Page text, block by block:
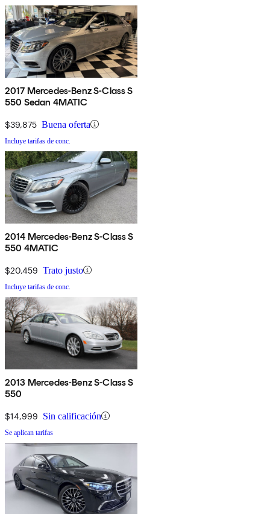
2017 Mercedes-Benz S-Class S
550 Sedan 4MATIC
$39,875 Buena oferta
Incluye tarifas de conc.
2014 Mercedes-Benz S-Class S
550 4MATIC
$20,459 Trato justo
Incluye tarifas de conc.
2013 Mercedes-Benz S-Class S
550
$14,999 Sin calificación
Se aplican tarifas